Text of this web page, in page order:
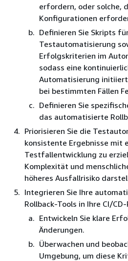
erfordern, oder solche,
Konfigurationen
Definieren Sie Skripts
Testautomatisierung
Erfolgskriterien im
sodass eine
Automatisierung initiiert
bei bestimmten Fällen
Definieren Sie
das automatisierte
Priorisieren Sie die
konsistente Ergebnisse mit
Testfallentwicklung zu
Komplexität und
höheres Ausfallrisiko
Integrieren Sie Ihre
Rollback-Tools in Ihre CI/
Entwickeln Sie klare
Änderungen.
Überwachen und
Umgebung, um diese